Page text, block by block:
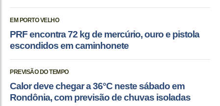
EM PORTO VELHO
PRF encontra 72 kg de mercúrio, ouro e pistola
escondidos em caminhonete
PREVISÃO DO TEMPO
Calor deve chegar a 36°C neste sábado em
Rondônia, com previsão de chuvas isoladas